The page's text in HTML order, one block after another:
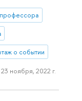
профессора
о событии
23 ноября, 2022 г.